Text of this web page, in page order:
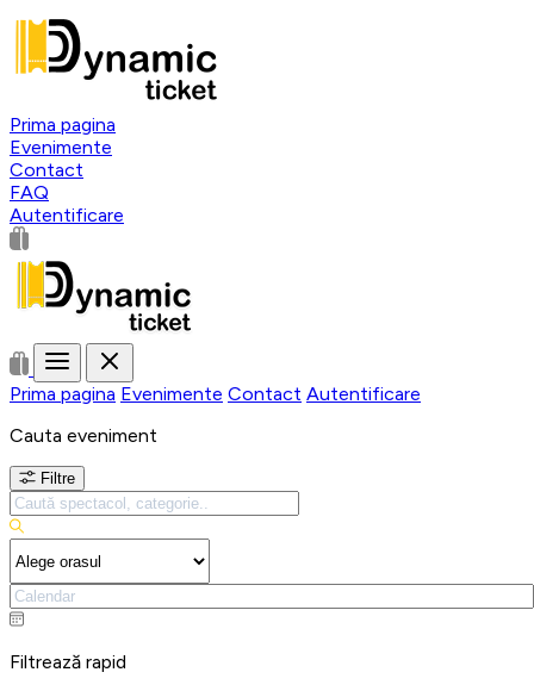
Prima pagina
Evenimente
Contact
FAQ
Autentificare
Prima pagina Evenimente Contact Autentificare
Cauta eveniment
Filtre
Filtrează rapid